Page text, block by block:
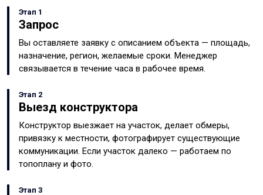
Этап 1
Запрос
Вы оставляете заявку с описанием объекта — площадь,
назначение, регион, желаемые сроки. Менеджер
связывается в течение часа в рабочее время.
Этап 2
Выезд конструктора
Конструктор выезжает на участок, делает обмеры,
привязку к местности, фотографирует существующие
коммуникации. Если участок далеко — работаем по
топоплану и фото.
Этап 3